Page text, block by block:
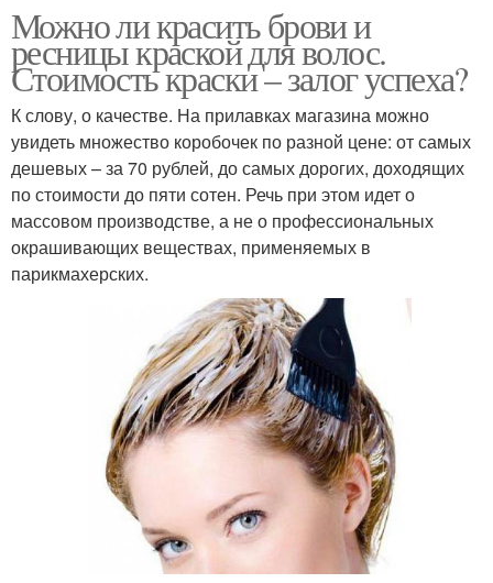
Можно ли красить брови и
ресницы краской для волос.
Стоимость краски – залог успеха?
К слову, о качестве. На прилавках магазина можно
увидеть множество коробочек по разной цене: от самых
дешевых – за 70 рублей, до самых дорогих, доходящих
по стоимости до пяти сотен. Речь при этом идет о
массовом производстве, а не о профессиональных
окрашивающих веществах, применяемых в
парикмахерских.